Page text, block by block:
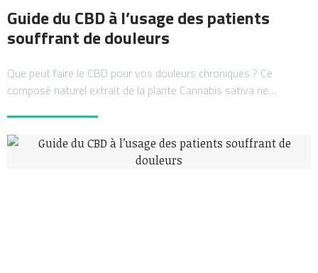
Guide du CBD à l’usage des patients
souffrant de douleurs
Que peut faire le CBD pour vos douleurs chroniques ? Ce
composé naturel extrait de la plante Cannabis sativa ne…